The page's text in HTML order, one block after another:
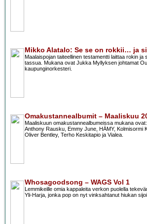
Mikko Alatalo: Se se on rokkii… ja
Maalaispojan taiteellinen testamentti laittaa rokin ja
tassua. Mukana ovat Jukka Myllyksen johtamat
kaupunginorkesteri.
Omakustannealbumit – Maaliskuu
Maaliskuun omakustannealbumeissa mukana
Anthony Rausku, Emmy June, HÄMY, Kolmisormi
Oliver Bentley, Terho Keskitapio ja Vialea.
Whosagoodsong – WAGS Vol 1
Lemmikeille omia kappaleita verkon puolella
Yli-Harja, jonka pop on nyt vinksahtanut hiukan